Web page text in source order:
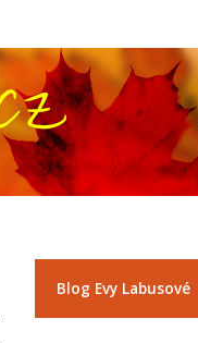
Blog Evy Labusové